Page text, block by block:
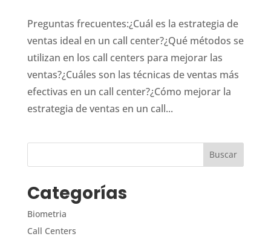
Preguntas frecuentes:¿Cuál es la estrategia de
ventas ideal en un call center?¿Qué métodos se
utilizan en los call centers para mejorar las
ventas?¿Cuáles son las técnicas de ventas más
efectivas en un call center?¿Cómo mejorar la
estrategia de ventas en un call...
Categorías
Biometria
Call Centers